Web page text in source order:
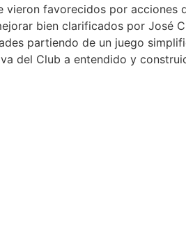
favorecidos por
bien clarificados por José
partiendo de un juego
del Club a entendido y